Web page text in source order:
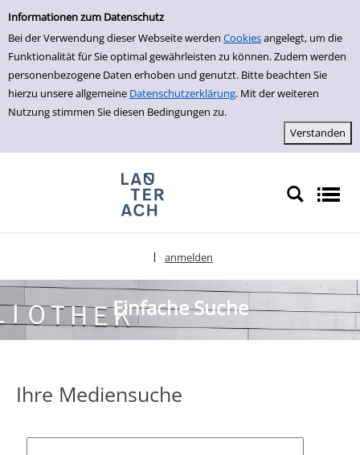
Einfache Suche
Informationen zum Datenschutz
Bei der Verwendung dieser Webseite werden Cookiesangelegt, um die
Funktionalität für Sie optimal gewährleisten zu können. Zudem werden
personenbezogene Daten erhoben und genutzt. Bitte beachten Sie
hierzu unsere allgemeine Datenschutzerklärung. Mit der weiteren
Nutzung stimmen Sie diesen Bedingungen zu.
zur Navigation springen
zum Inhalt springen
Zur Detailanzeige springen
anmelden
Einfache Suche
Ihre Mediensuche